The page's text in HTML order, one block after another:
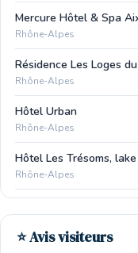
Mercure Hôtel & Spa
Rhône-Alpes
Résidence Les Loges
Rhône-Alpes
Hôtel Urban
Rhône-Alpes
Hôtel Les Trésoms,
Rhône-Alpes
⭐ Avis visiteurs